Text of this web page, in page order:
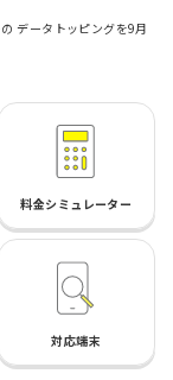
データトッピングを9月
料金シミュレーター
対応端末